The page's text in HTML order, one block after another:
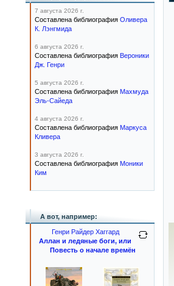
7 августа 2026 г.
Составлена библиография Оливера
К. Лэнгмида
6 августа 2026 г.
Составлена библиография Вероники
Дж. Генри
5 августа 2026 г.
Составлена библиография Махмуда
Эль-Сайеда
4 августа 2026 г.
Составлена библиография Маркуса
Кливера
3 августа 2026 г.
Составлена библиография Моники
Ким
А вот, например:
Генри Райдер Хаггард
Аллан и ледяные боги, или
Повесть о начале времён